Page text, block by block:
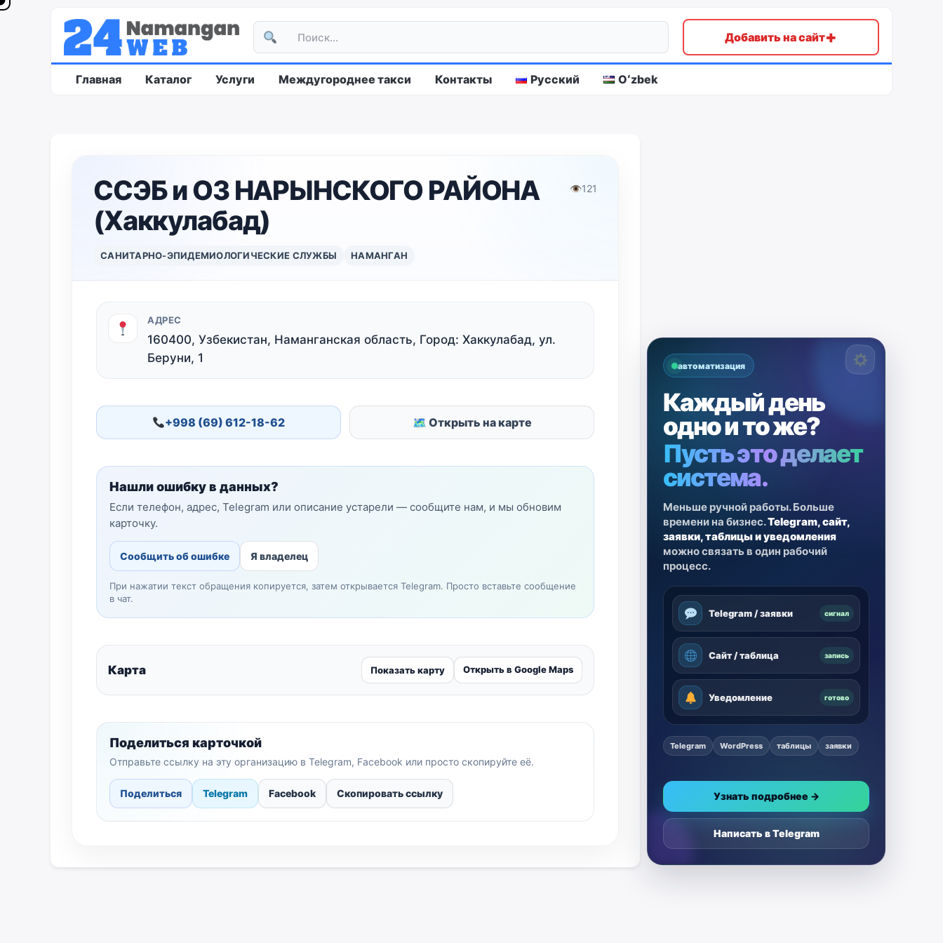
Добавить на сайт+
Главная Каталог Услуги Междугороднее такси Контакты Русский Oʻzbek
ССЭБ и ОЗ НАРЫНСКОГО РАЙОНА
(Хаккулабад)
👁121
САНИТАРНО-ЭПИДЕМИОЛОГИЧЕСКИЕ СЛУЖБЫ НАМАНГАН
АДРЕС
160400, Узбекистан, Наманганская область, Город: Хаккулабад, ул.
Беруни, 1
+998 (69) 612-18-62 🗺 Открыть на карте
Нашли ошибку в данных?
Если телефон, адрес, Telegram или описание устарели — сообщите нам, и мы обновим
карточку.
Сообщить об ошибке Я владелец
При нажатии текст обращения копируется, затем открывается Telegram. Просто вставьте сообщение
в чат.
Карта Показать карту Открыть в Google Maps
Поделиться карточкой
Отправьте ссылку на эту организацию в Telegram, Facebook или просто скопируйте её.
Поделиться Telegram Facebook Скопировать ссылку
автоматизация
Каждый день
одно и то же?
Пусть это делает
система.
Меньше ручной работы. Больше
времени на бизнес.Telegram, сайт,
заявки, таблицы и уведомления
можно связать в один рабочий
процесс.
Telegram / заявки сигнал
Сайт / таблица запись
Уведомление готово
Telegram WordPress таблицы заявки
Узнать подробнее →
Написать в Telegram